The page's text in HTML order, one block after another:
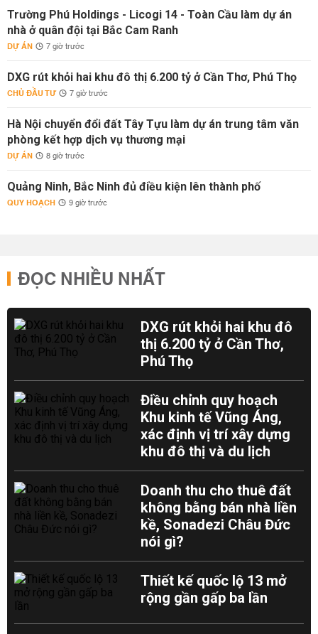
Trường Phú Holdings - Licogi 14 - Toàn Cầu làm dự án
nhà ở quân đội tại Bắc Cam Ranh
DỰ ÁN 7 giờ trước
DXG rút khỏi hai khu đô thị 6.200 tỷ ở Cần Thơ, Phú Thọ
CHỦ ĐẦU TƯ 7 giờ trước
Hà Nội chuyển đổi đất Tây Tựu làm dự án trung tâm văn
phòng kết hợp dịch vụ thương mại
DỰ ÁN 8 giờ trước
Quảng Ninh, Bắc Ninh đủ điều kiện lên thành phố
QUY HOẠCH 9 giờ trước
ĐỌC NHIỀU NHẤT
DXG rút khỏi hai khu đô
thị 6.200 tỷ ở Cần Thơ,
Phú Thọ
Điều chỉnh quy hoạch
Khu kinh tế Vũng Áng,
xác định vị trí xây dựng
khu đô thị và du lịch
Doanh thu cho thuê đất
không bằng bán nhà liền
kề, Sonadezi Châu Đức
nói gì?
Thiết kế quốc lộ 13 mở
rộng gần gấp ba lần